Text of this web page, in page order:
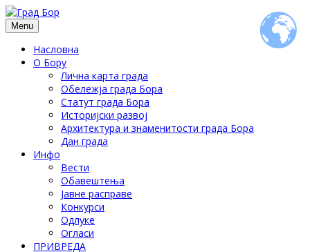
Menu
Насловна
О Бору
Лична карта града
Обележја града Бора
Статут града Бора
Историјски развој
Архитектура и знаменитости града Бора
Дан града
Инфо
Вести
Обавештења
Јавне расправе
Конкурси
Одлуке
Огласи
ПРИВРЕДА